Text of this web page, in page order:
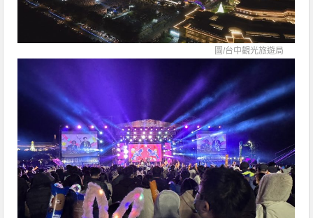
圖/台中觀光旅遊局